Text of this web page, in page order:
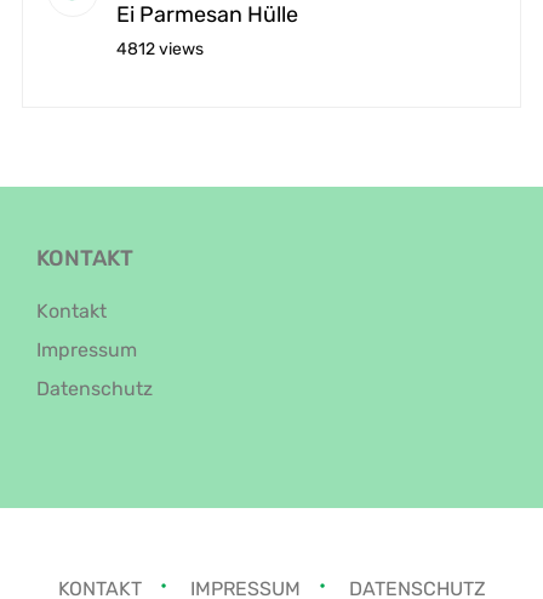
Ei Parmesan Hülle
4812 views
KONTAKT
Kontakt
Impressum
Datenschutz
KONTAKT IMPRESSUM DATENSCHUTZ